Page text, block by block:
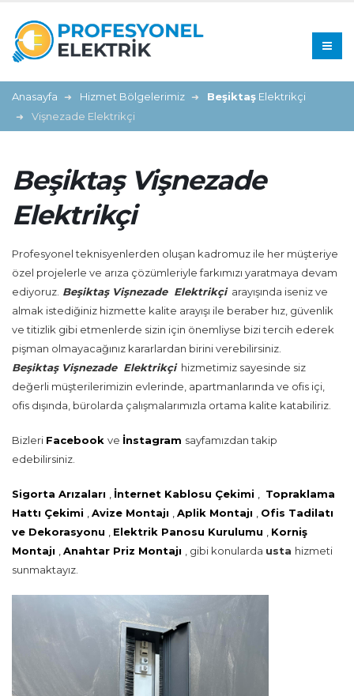
Anasayfa Hizmet Bölgelerimiz Beşiktaş Elektrikçi
Vişnezade Elektrikçi
Beşiktaş Vişnezade
Elektrikçi
Profesyonel teknisyenlerden oluşan kadromuz ile her müşteriye
özel projelerle ve arıza çözümleriyle farkımızı yaratmaya devam
ediyoruz. Beşiktaş Vişnezade Elektrikçiarayışında iseniz ve
almak istediğiniz hizmette kalite arayışı ile beraber hız, güvenlik
ve titizlik gibi etmenlerde sizin için önemliyse bizi tercih ederek
pişman olmayacağınız kararlardan birini verebilirsiniz.
Beşiktaş Vişnezade Elektrikçihizmetimiz sayesinde siz
değerli müşterilerimizin evlerinde, apartmanlarında ve ofis içi,
ofis dışında, bürolarda çalışmalarımızla ortama kalite katabiliriz.
Bizleri Facebook ve İnstagram sayfamızdan takip
edebilirsiniz.
Sigorta Arızaları İnternet Kablosu Çekimi
Topraklama
Hattı Çekimi
Avize Montajı Aplik Montajı
Ofis Tadilatı
ve Dekorasyonu
Elektrik Panosu Kurulumu
Korniş
Montajı
Anahtar Priz Montajı , gibi konularda usta hizmeti
sunmaktayız.